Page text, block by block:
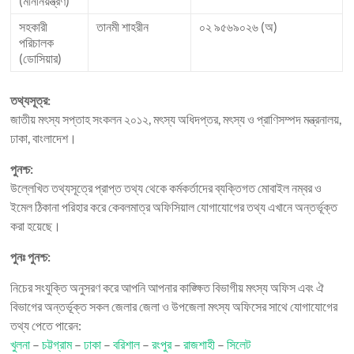
সহকারী
পরিচালক
(ডোসিয়ার)
তানমী শাহরীন ০২ ৯৫৬৯০২৬ (অ)
তথ্যসূত্র:
জাতীয় মৎস্য সপ্তাহ সংকলন ২০১২, মৎস্য অধিদপ্তর, মৎস্য ও প্রাণিসম্পদ মন্ত্রনালয়,
ঢাকা, বাংলাদেশ।
পুনশ্চ:
উল্লেখিত তথ্যসূত্রে প্রাপ্ত তথ্য থেকে কর্মকর্তাদের ব্যক্তিগত মোবাইল নম্বর ও
ইমেল ঠিকানা পরিহার করে কেবলমাত্র অফিসিয়াল যোগাযোগের তথ্য এখানে অন্তর্ভূক্ত
করা হয়েছে।
পুনঃ পুনশ্চ:
নিচের সংযুক্তি অনুসরণ করে আপনি আপনার কাঙ্ক্ষিত বিভাগীয় মৎস্য অফিস এবং ঐ
বিভাগের অন্তর্ভূক্ত সকল জেলার জেলা ও উপজেলা মৎস্য অফিসের সাথে যোগাযোগের
তথ্য পেতে পারেন:
খুলনা –চট্টগ্রাম–ঢাকা –বরিশাল–রংপুর–রাজশাহী –সিলেট